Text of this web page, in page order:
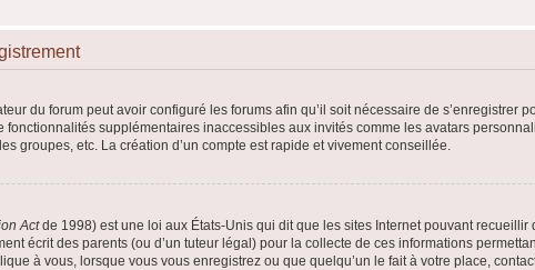
du forum peut avoir configuré les forums afin qu’il soit nécessaire de s’enregistrer
fonctionnalités supplémentaires inaccessibles aux invités comme les avatars
groupes, etc. La création d’un compte est rapide et vivement conseillée.
Actde 1998) est une loi aux États-Unis qui dit que les sites Internet pouvant recueillir
écrit des parents (ou d’un tuteur légal) pour la collecte de ces informations
à vous, lorsque vous vous enregistrez ou que quelqu’un le fait à votre place,